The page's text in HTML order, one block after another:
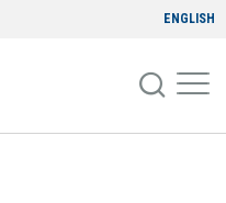
ENGLISH